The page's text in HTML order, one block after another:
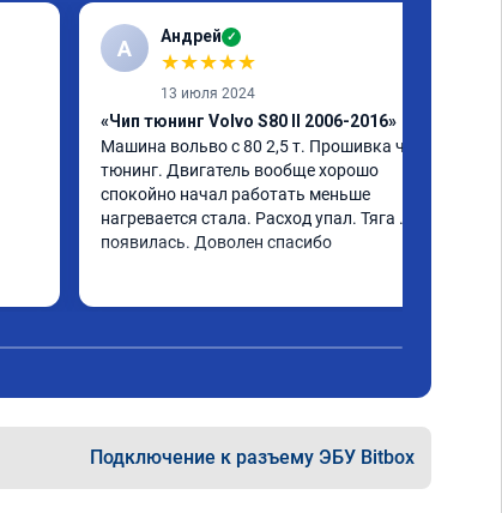
А Андрей ✓
★★★★★
13 июля 2024
«Чип тюнинг Volvo S80 II 2006-2016»
Машина вольво с 80 2,5 т. Прошивка чип
тюнинг. Двигатель вообще хорошо
спокойно начал работать меньше
нагревается стала. Расход упал. Тяга
появилась. Доволен спасибо
Подключение к разъему ЭБУ Bitbox